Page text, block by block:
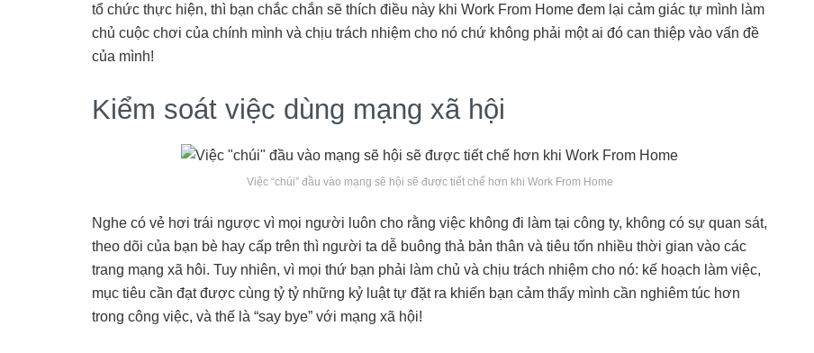
tổ chức thực hiện, thì bạn chắc chắn sẽ thích điều này khi Work From Home đem lại cảm giác tự mình làm
chủ cuộc chơi của chính mình và chịu trách nhiệm cho nó chứ không phải một ai đó can thiệp vào vấn đề
của mình!
Kiểm soát việc dùng mạng xã hội
Việc “chúi” đầu vào mạng sẽ hội sẽ được tiết chế hơn khi Work From Home
Nghe có vẻ hơi trái ngược vì mọi người luôn cho rằng việc không đi làm tại công ty, không có sự quan sát,
theo dõi của bạn bè hay cấp trên thì người ta dễ buông thả bản thân và tiêu tốn nhiều thời gian vào các
trang mạng xã hôi. Tuy nhiên, vì mọi thứ bạn phải làm chủ và chịu trách nhiệm cho nó: kế hoạch làm việc,
mục tiêu cần đạt được cùng tỷ tỷ những kỷ luật tự đặt ra khiến bạn cảm thấy mình cần nghiêm túc hơn
trong công việc, và thế là “say bye” với mạng xã hội!